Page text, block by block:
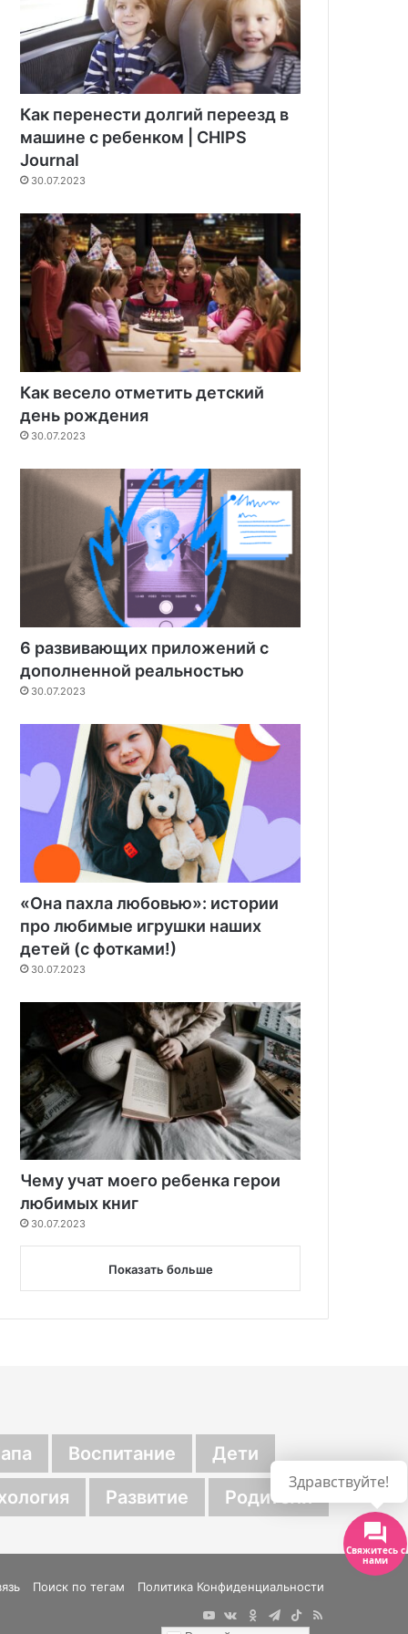
Как перенести долгий переезд в
машине с ребенком | CHIPS
Journal
30.07.2023
Как весело отметить детский
день рождения
30.07.2023
6 развивающих приложений с
дополненной реальностью
30.07.2023
«Она пахла любовью»: истории
про любимые игрушки наших
детей (с фотками!)
30.07.2023
Чему учат моего ребенка герои
любимых книг
30.07.2023
Показать больше
Воспитание
Дети
Развитие Родители
Поиск по тегам
Политика Конфиденциальности
YouTubevk.comОдноклассники
Telegram
TikTokRSS
Свяжитесь с
нами
Здравствуйте!